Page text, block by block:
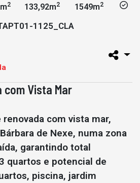
2 133,92m2 1549m2
1125_CLA
com Vista Mar
com vista mar,
de Nexe, numa zona
garantindo total
quartos e potencial de
piscina, jardim